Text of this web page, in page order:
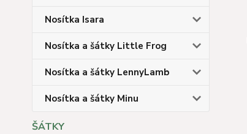
Nosítka Isara
Nosítka a šátky Little Frog
Nosítka a šátky LennyLamb
Nosítka a šátky Minu
ŠÁTKY